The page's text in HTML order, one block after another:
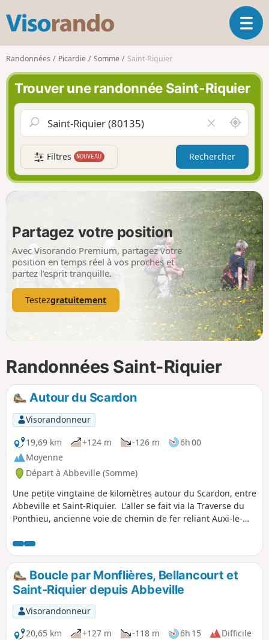
s
o
r
n
d
o
O
u
r
l
a
i
g
a
t
i
o
n
Randonnées Picardie Somme Saint-Riquier
Trouver une randonnée Saint-Riquier
i
d
e
r
l
e
c
h
a
m
p
A
u
t
u
r
d
e
m
o
i
Filtres NOUVEAU Rechercher
Partagez votre position
Avec Visorando Premium, partagez votre
position en temps réel à vos proches et
partez l’esprit tranquille.
Testezgratuitement
Randonnées Saint-Riquier
Autour du Scardon
Visorandonneur
19,69 km
+124 m -126 m
6h 00
Moyenne
Départ à Abbeville (Somme)
Une petite vingtaine de kilomètres autour du Scardon, entre
Abbeville et Saint-Riquier. L'aller se fait via la Traverse du
Ponthieu, ancienne voie de chemin de fer reliant Auxi-le-
la vallée.
Boucle par Monflières, Bellancourt et
Saint-Riquier depuis Abbeville
Visorandonneur
20,65 km
+127 m -118 m 6h 15
Difficile